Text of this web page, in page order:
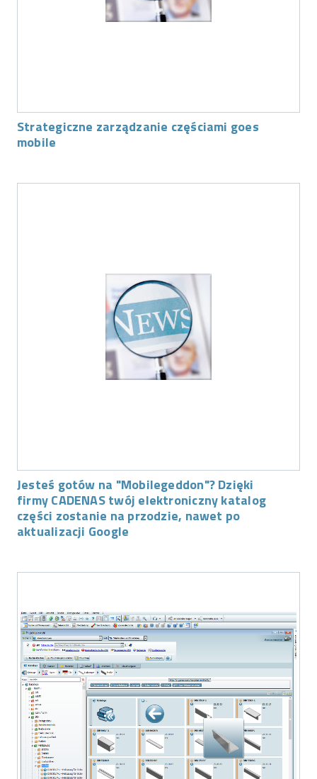
Strategiczne zarządzanie częściami goes
mobile
Jesteś gotów na "Mobilegeddon"? Dzięki
firmy CADENAS twój elektroniczny katalog
części zostanie na przodzie, nawet po
aktualizacji Google